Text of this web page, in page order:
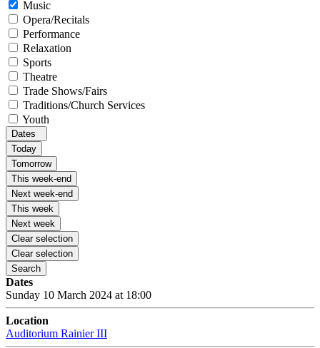
Music
Opera/Recitals
Performance
Relaxation
Sports
Theatre
Trade Shows/Fairs
Traditions/Church Services
Youth
Dates
Today
Tomorrow
This week-end
Next week-end
This week
Next week
Clear selection
Clear selection
Search
Dates
Sunday 10 March 2024 at 18:00
Location
Auditorium Rainier III